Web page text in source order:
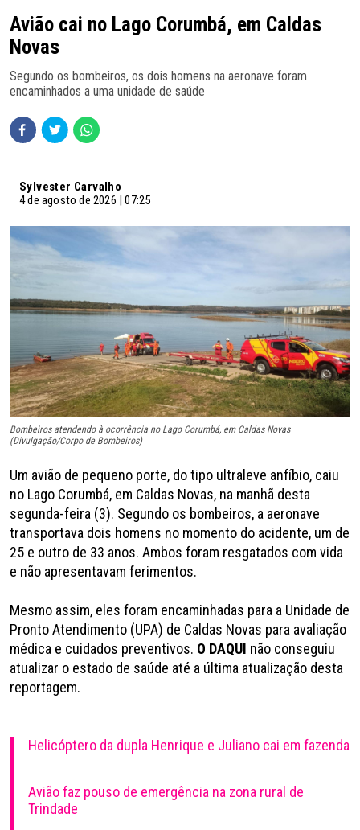
Avião cai no Lago Corumbá, em Caldas
Novas
Segundo os bombeiros, os dois homens na aeronave foram
encaminhados a uma unidade de saúde
Sylvester Carvalho
4 de agosto de 2026 | 07:25
Bombeiros atendendo à ocorrência no Lago Corumbá, em Caldas Novas
(Divulgação/Corpo de Bombeiros)
Um avião de pequeno porte, do tipo ultraleve anfíbio, caiu
no Lago Corumbá, em Caldas Novas, na manhã desta
segunda-feira (3). Segundo os bombeiros, a aeronave
transportava dois homens no momento do acidente, um de
25 e outro de 33 anos. Ambos foram resgatados com vida
e não apresentavam ferimentos.
Mesmo assim, eles foram encaminhadas para a Unidade de
Pronto Atendimento (UPA) de Caldas Novas para avaliação
médica e cuidados preventivos. O DAQUI não conseguiu
atualizar o estado de saúde até a última atualização desta
reportagem.
Helicóptero da dupla Henrique e Juliano cai em fazenda
Avião faz pouso de emergência na zona rural de
Trindade